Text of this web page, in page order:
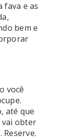
fava e as
bem e
você
até que
vai obter